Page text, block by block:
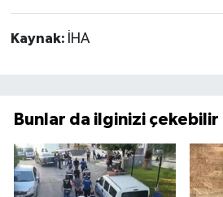
Kaynak: İHA
Bunlar da ilginizi çekebilir